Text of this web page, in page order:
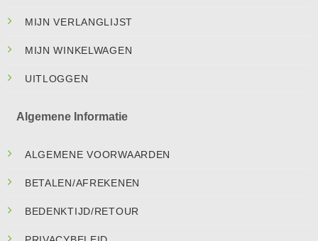
MIJN VERLANGLIJST
MIJN WINKELWAGEN
UITLOGGEN
Algemene Informatie
ALGEMENE VOORWAARDEN
BETALEN/AFREKENEN
BEDENKTIJD/RETOUR